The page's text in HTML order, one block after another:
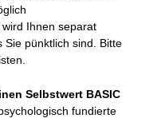
Ihnen separat
Sie pünktlich sind. Bitte
Selbstwert BASIC
fundierte